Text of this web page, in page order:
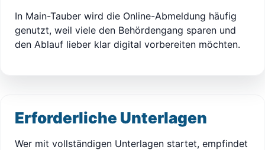
In Main-Tauber wird die Online-Abmeldung häufig
genutzt, weil viele den Behördengang sparen und
den Ablauf lieber klar digital vorbereiten möchten.
Erforderliche Unterlagen
Wer mit vollständigen Unterlagen startet, empfindet